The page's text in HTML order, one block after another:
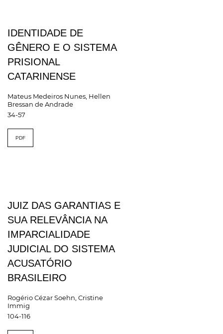
IDENTIDADE DE
GÊNERO E O SISTEMA
PRISIONAL
CATARINENSE
Mateus Medeiros Nunes, Hellen
Bressan de Andrade
34-57
PDF
JUIZ DAS GARANTIAS E
SUA RELEVÂNCIA NA
IMPARCIALIDADE
JUDICIAL DO SISTEMA
ACUSATÓRIO
BRASILEIRO
Rogério Cézar Soehn, Cristine
Immig
104-116